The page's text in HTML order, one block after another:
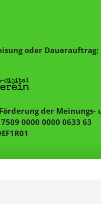
oder Dauerauftrag:
der
7509 0000 0000 0633 63